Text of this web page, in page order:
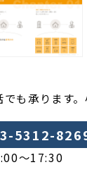
でも承ります
5312-
～17:30